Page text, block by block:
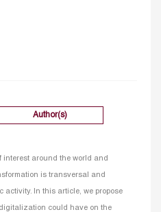
Author(s)
interest around the world and
is transversal and
activity. In this article, we propose
could have on the